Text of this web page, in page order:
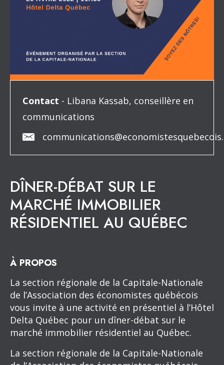
Contact - Libana Kassab, conseillère en
communications
DÎNER-DÉBAT SUR LE
MARCHÉ IMMOBILIER
RÉSIDENTIEL AU QUÉBEC
À PROPOS
La section régionale de la Capitale-Nationale
de l’Association des économistes québécois
vous invite à une activité en présentiel à l’Hôtel
Delta Québec pour un dîner-débat sur le
marché immobilier résidentiel au Québec.
La section régionale de la Capitale-Nationale